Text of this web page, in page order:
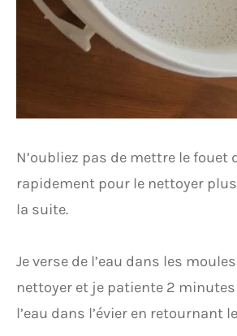
N’oubliez pas de mettre le fouet
rapidement pour le nettoyer
la suite.
Je verse de l’eau dans les
nettoyer et je patiente 2
l’eau dans l’évier en retournant